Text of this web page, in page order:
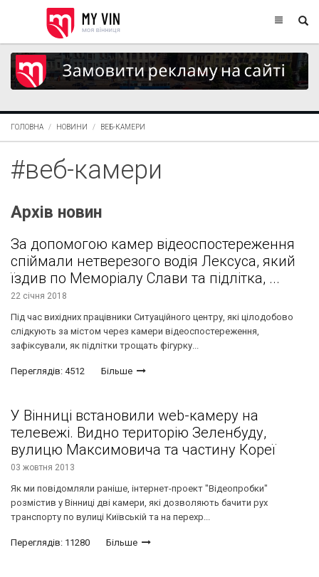
ГОЛОВНА НОВИНИ ВЕБ-КАМЕРИ
#веб-камери
Архів новин
За допомогою камер відеоспостереження
спіймали нетверезого водія Лексуса, який
їздив по Меморіалу Слави та підлітка, ...
22 січня 2018
Під час вихідних працівники Ситуаційного центру, які цілодобово
слідкують за містом через камери відеоспостереження,
зафіксували, як підлітки трощать фігурку...
Переглядів: 4512 Більше
У Вінниці встановили web-камеру на
телевежі. Видно територію Зеленбуду,
вулицю Максимовича та частину Кореї
03 жовтня 2013
Як ми повідомляли раніше, інтернет-проект "Відеопробки"
розмістив у Вінниці дві камери, які дозволяють бачити рух
транспорту по вулиці Київській та на перехр...
Переглядів: 11280 Більше